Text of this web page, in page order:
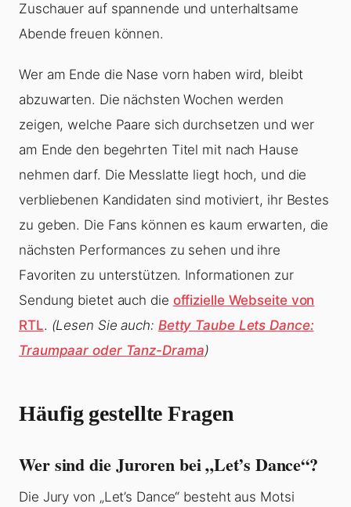
Zuschauer auf spannende und unterhaltsame
Abende freuen können.
Wer am Ende die Nase vorn haben wird, bleibt
abzuwarten. Die nächsten Wochen werden
zeigen, welche Paare sich durchsetzen und wer
am Ende den begehrten Titel mit nach Hause
nehmen darf. Die Messlatte liegt hoch, und die
verbliebenen Kandidaten sind motiviert, ihr Bestes
zu geben. Die Fans können es kaum erwarten, die
nächsten Performances zu sehen und ihre
Favoriten zu unterstützen. Informationen zur
Sendung bietet auch die offizielle Webseite von
RTL. (Lesen Sie auch: Betty Taube Lets Dance:
Traumpaar oder Tanz-Drama)
Häufig gestellte Fragen
Wer sind die Juroren bei „Let’s Dance“?
Die Jury von „Let’s Dance“ besteht aus Motsi